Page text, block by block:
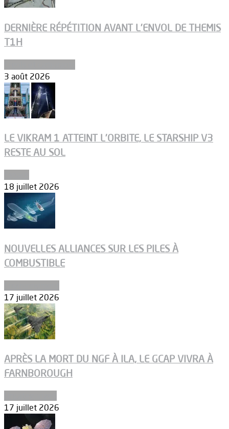
DERNIÈRE RÉPÉTITION AVANT L’ENVOL DE THEMIS
T1H
3 août 2026
LE VIKRAM 1 ATTEINT L’ORBITE, LE STARSHIP V3
RESTE AU SOL
18 juillet 2026
NOUVELLES ALLIANCES SUR LES PILES À
COMBUSTIBLE
17 juillet 2026
APRÈS LA MORT DU NGF À ILA, LE GCAP VIVRA À
FARNBOROUGH
17 juillet 2026